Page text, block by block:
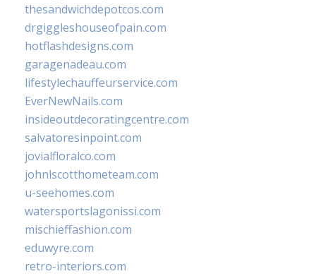
thesandwichdepotcos.com
drgiggleshouseofpain.com
hotflashdesigns.com
garagenadeau.com
lifestylechauffeurservice.com
EverNewNails.com
insideoutdecoratingcentre.com
salvatoresinpoint.com
jovialfloralco.com
johnlscotthometeam.com
u-seehomes.com
watersportslagonissi.com
mischieffashion.com
eduwyre.com
retro-interiors.com